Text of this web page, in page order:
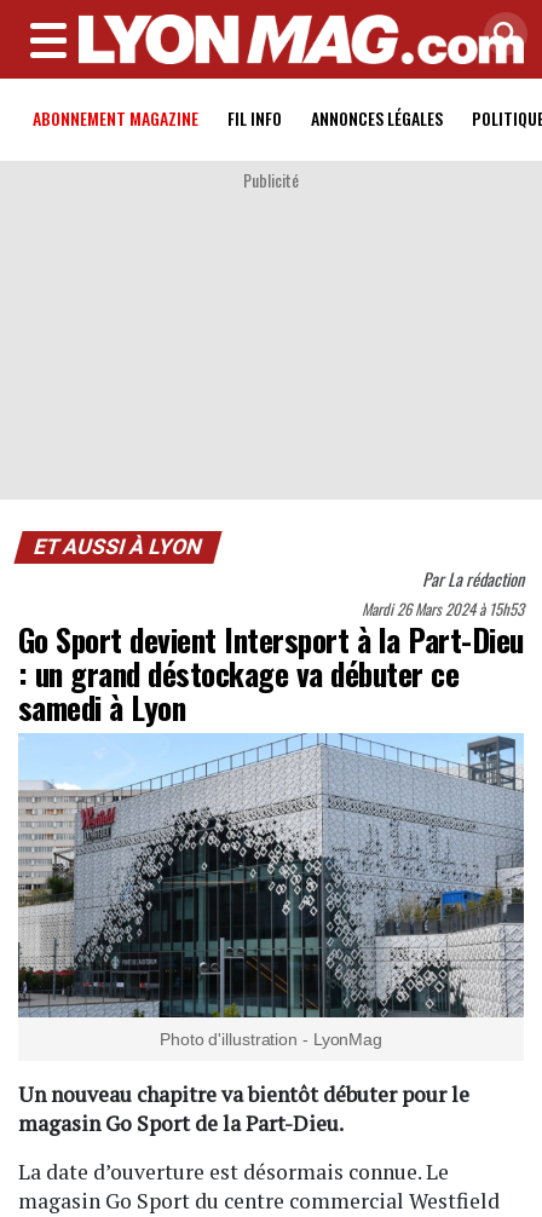
MENU
ABONNEMENT MAGAZINE FIL INFO ANNONCES LÉGALES
Publicité
ET AUSSI À LYON
ParLa rédaction
Mardi 26 Mars 2024 à 15h53
Go Sport devient Intersport à la Part-Dieu
: un grand déstockage va débuter ce
samedi à Lyon
Photo d'illustration - LyonMag
Un nouveau chapitre va bientôt débuter pour le
magasin Go Sport de la Part-Dieu.
La date d’ouverture est désormais connue. Le
magasin Go Sport du centre commercial Westfield